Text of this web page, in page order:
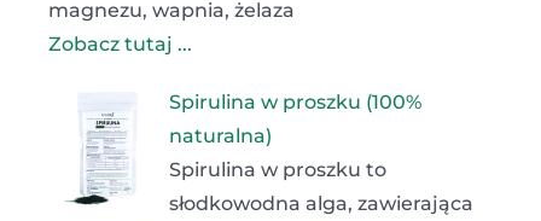
magnezu, wapnia, żelaza
Zobacz tutaj ...
Spirulina w proszku (100%
naturalna)
Spirulina w proszku to
słodkowodna alga, zawierająca